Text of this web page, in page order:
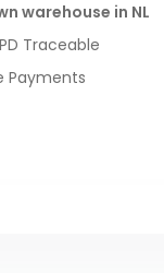
warehouse in NL
Traceable
Payments